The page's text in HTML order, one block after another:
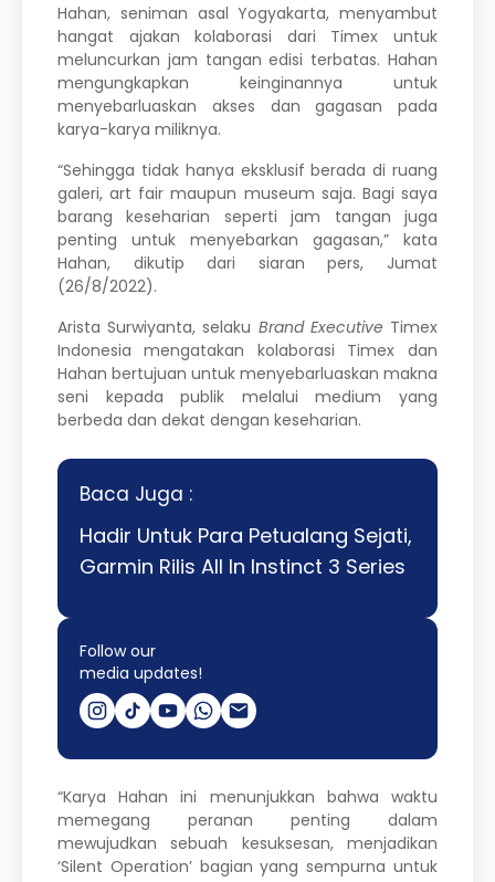
Hahan, seniman asal Yogyakarta, menyambut
hangat ajakan kolaborasi dari Timex untuk
meluncurkan jam tangan edisi terbatas. Hahan
mengungkapkan keinginannya untuk
menyebarluaskan akses dan gagasan pada
karya-karya miliknya.
“Sehingga tidak hanya eksklusif berada di ruang
galeri, art fair maupun museum saja. Bagi saya
barang keseharian seperti jam tangan juga
penting untuk menyebarkan gagasan,” kata
Hahan, dikutip dari siaran pers, Jumat
(26/8/2022).
Arista Surwiyanta, selaku Brand Executive Timex
Indonesia mengatakan kolaborasi Timex dan
Hahan bertujuan untuk menyebarluaskan makna
seni kepada publik melalui medium yang
berbeda dan dekat dengan keseharian.
Baca Juga :
Hadir Untuk Para Petualang Sejati,
Garmin Rilis All In Instinct 3 Series
Follow our
media updates!
“Karya Hahan ini menunjukkan bahwa waktu
memegang peranan penting dalam
mewujudkan sebuah kesuksesan, menjadikan
‘Silent Operation’ bagian yang sempurna untuk